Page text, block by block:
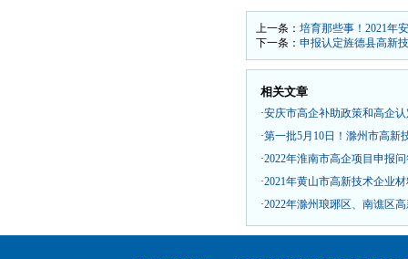
上一条： 培育那些事！2021年
下一条： 申报认定旌德县高新
相关文章
·安庆市高企补助政策和高企
·第一批5月10日！滁州市高新
·2022年淮南市高企项目申报
·2021年黄山市高新技术企业
·2022年滁州琅琊区、南谯区